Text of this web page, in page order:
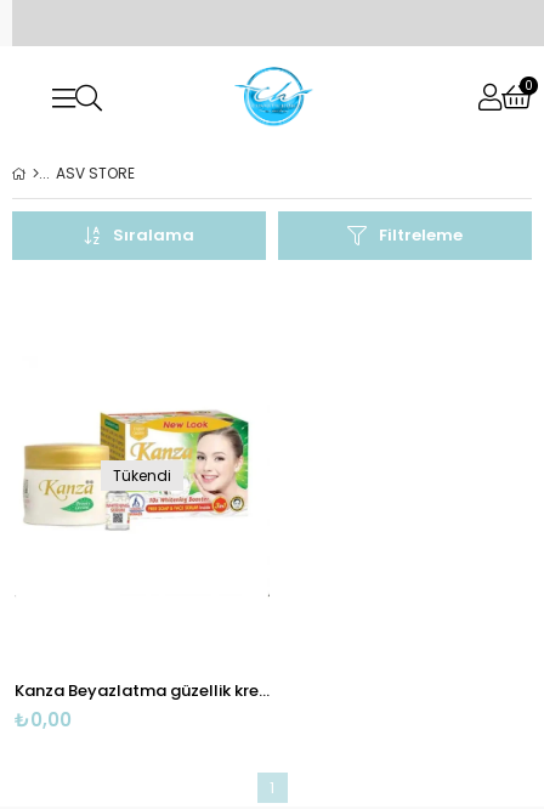
0
ASV STORE
Filtreleme
Sıralama
Tükendi
Kanza Beyazlatma güzellik kremi ile SERUM ve sabun 3 LÜ SET
₺0,00
1